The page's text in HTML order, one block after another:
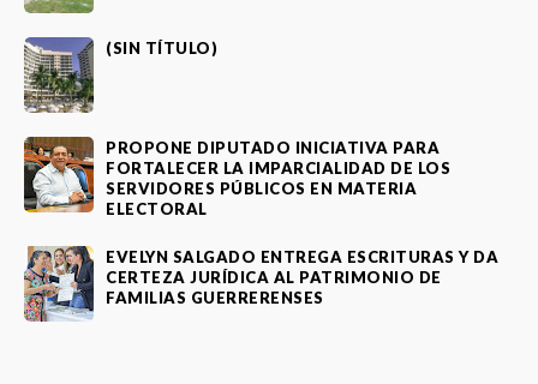
(SIN TÍTULO)
PROPONE DIPUTADO INICIATIVA PARA
FORTALECER LA IMPARCIALIDAD DE LOS
SERVIDORES PÚBLICOS EN MATERIA
ELECTORAL
EVELYN SALGADO ENTREGA ESCRITURAS Y DA
CERTEZA JURÍDICA AL PATRIMONIO DE
FAMILIAS GUERRERENSES